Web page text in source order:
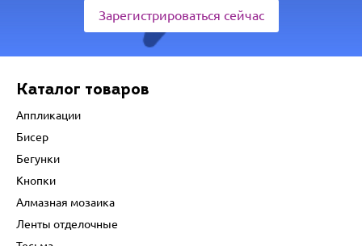
Зарегистрироваться сейчас
Каталог товаров
Аппликации
Бисер
Бегунки
Кнопки
Алмазная мозаика
Ленты отделочные